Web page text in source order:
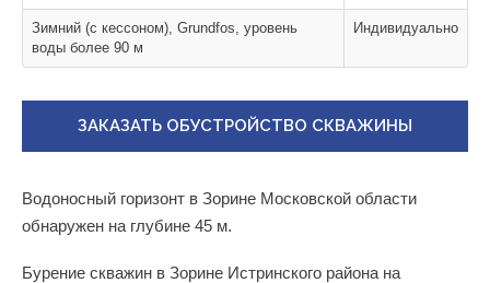
Зимний (с кессоном), Grundfos, уровень
воды более 90 м
Индивидуально
ЗАКАЗАТЬ ОБУСТРОЙСТВО СКВАЖИНЫ
Водоносный горизонт в Зорине Московской области
обнаружен на глубине 45 м.
Бурение скважин в Зорине Истринского района на